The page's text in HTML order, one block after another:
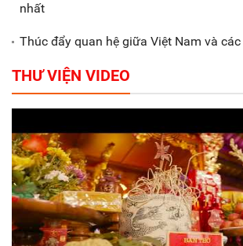
nhất
Thúc đẩy quan hệ giữa Việt Nam và các
THƯ VIỆN VIDEO